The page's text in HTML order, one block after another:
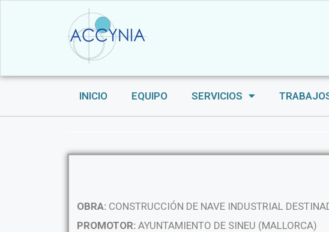
INICIO EQUIPO SERVICIOS
OBRA: CONSTRUCCIÓN DE NAVE INDUSTRIAL
PROMOTOR: AYUNTAMIENTO DE SINEU (MALLORCA)